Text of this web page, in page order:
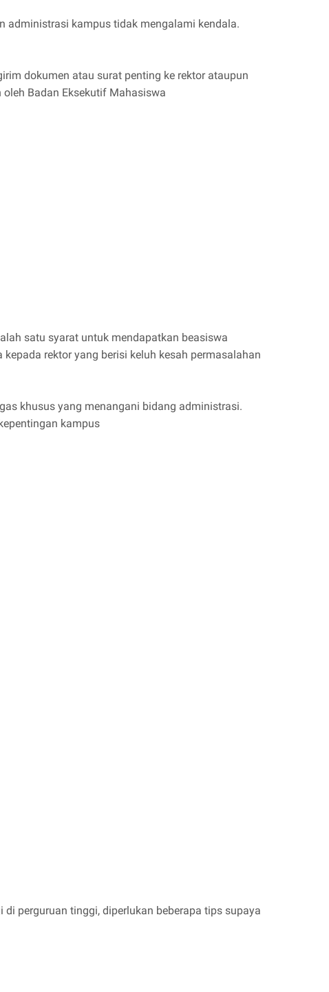
administrasi kampus tidak mengalami kendala.
dokumen atau surat penting ke rektor ataupun
Badan Eksekutif Mahasiswa
satu syarat untuk mendapatkan beasiswa
rektor yang berisi keluh kesah permasalahan
khusus yang menangani bidang administrasi.
kampus
perguruan tinggi, diperlukan beberapa tips supaya